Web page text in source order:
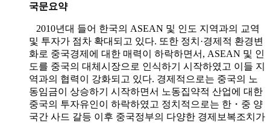
국문요약
2010년대 들어 한국의 ASEAN 및 인도 지역과의 교역
및 투자가 점차 확대되고 있다. 또한 정치·경제적 환경변
화로 중국경제에 대한 매력이 하락하면서, ASEAN 및 인
도를 중국의 대체시장으로 인식하기 시작하였고 이들 지
역과의 협력이 강화되고 있다. 경제적으로는 중국의 노
동임금이 상승하기 시작하면서 노동집약적 산업에 대한
중국의 투자유인이 하락하였고 정치적으로는 한・중 양
국간 사드 갈등 이후 중국정부의 다양한 경제보복조치가